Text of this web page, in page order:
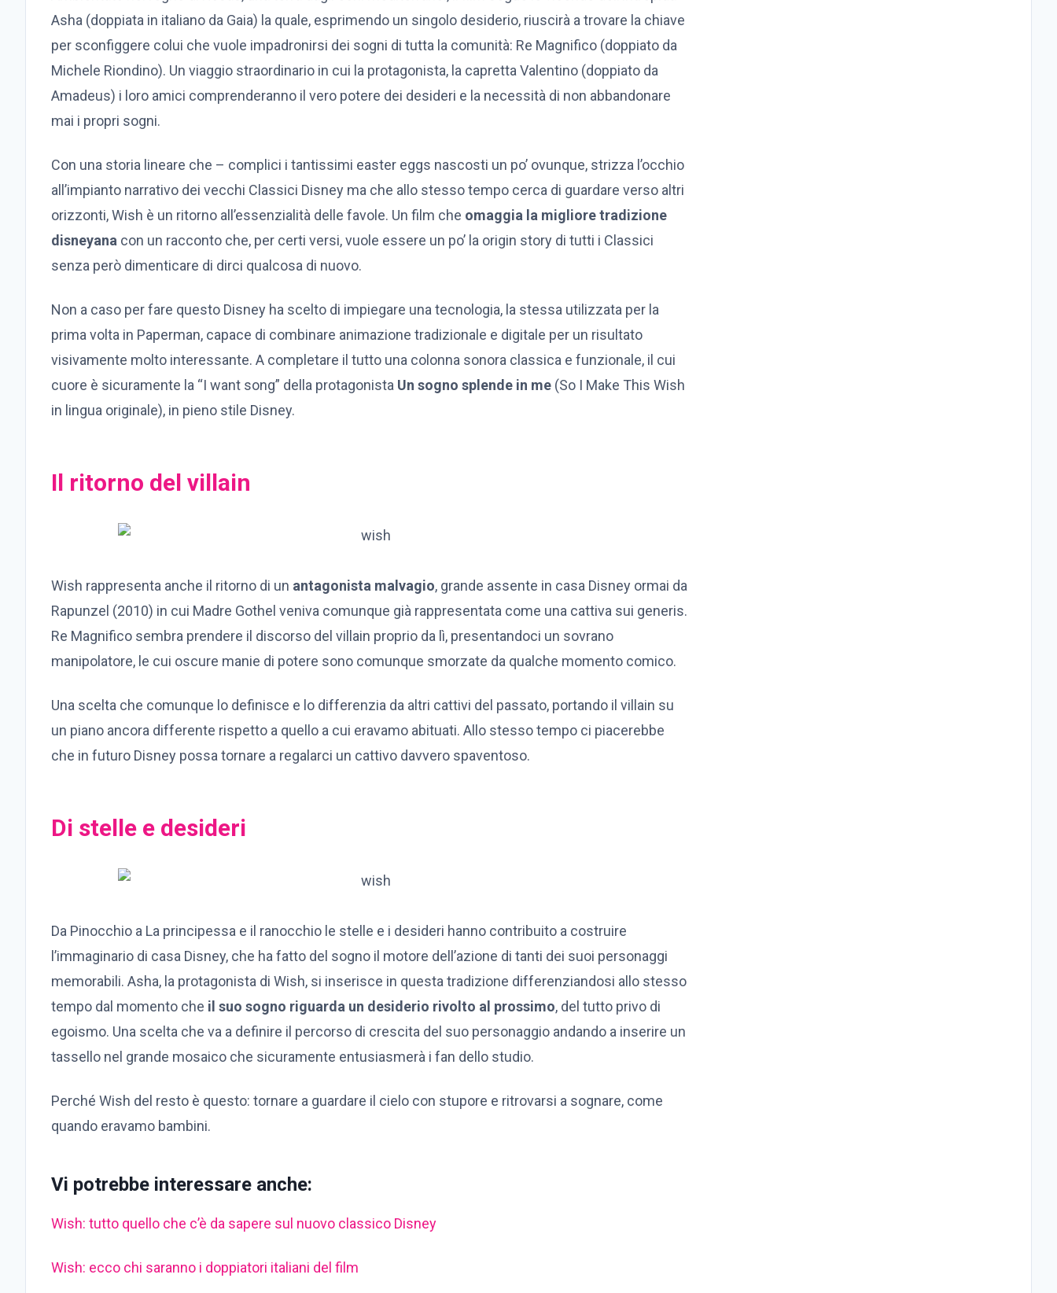
Asha (doppiata in italiano da Gaia) la quale, esprimendo un singolo desiderio, riuscirà a trovare la chiave
per sconfiggere colui che vuole impadronirsi dei sogni di tutta la comunità: Re Magnifico (doppiato da
Michele Riondino). Un viaggio straordinario in cui la protagonista, la capretta Valentino (doppiato da
Amadeus) i loro amici comprenderanno il vero potere dei desideri e la necessità di non abbandonare
mai i propri sogni.
Con una storia lineare che – complici i tantissimi easter eggs nascosti un po’ ovunque, strizza l’occhio
all’impianto narrativo dei vecchi Classici Disney ma che allo stesso tempo cerca di guardare verso altri
orizzonti, Wish è un ritorno all’essenzialità delle favole. Un film che omaggia la migliore tradizione
disneyana con un racconto che, per certi versi, vuole essere un po’ la origin story di tutti i Classici
senza però dimenticare di dirci qualcosa di nuovo.
Non a caso per fare questo Disney ha scelto di impiegare una tecnologia, la stessa utilizzata per la
prima volta in Paperman, capace di combinare animazione tradizionale e digitale per un risultato
visivamente molto interessante. A completare il tutto una colonna sonora classica e funzionale, il cui
cuore è sicuramente la “I want song” della protagonista Un sogno splende in me (So I Make This Wish
in lingua originale), in pieno stile Disney.
Il ritorno del villain
Wish rappresenta anche il ritorno di un antagonista malvagio, grande assente in casa Disney ormai da
Rapunzel (2010) in cui Madre Gothel veniva comunque già rappresentata come una cattiva sui generis.
Re Magnifico sembra prendere il discorso del villain proprio da lì, presentandoci un sovrano
manipolatore, le cui oscure manie di potere sono comunque smorzate da qualche momento comico.
Una scelta che comunque lo definisce e lo differenzia da altri cattivi del passato, portando il villain su
un piano ancora differente rispetto a quello a cui eravamo abituati. Allo stesso tempo ci piacerebbe
che in futuro Disney possa tornare a regalarci un cattivo davvero spaventoso.
Di stelle e desideri
Da Pinocchio a La principessa e il ranocchio le stelle e i desideri hanno contribuito a costruire
l’immaginario di casa Disney, che ha fatto del sogno il motore dell’azione di tanti dei suoi personaggi
memorabili. Asha, la protagonista di Wish, si inserisce in questa tradizione differenziandosi allo stesso
tempo dal momento che il suo sogno riguarda un desiderio rivolto al prossimo, del tutto privo di
egoismo. Una scelta che va a definire il percorso di crescita del suo personaggio andando a inserire un
tassello nel grande mosaico che sicuramente entusiasmerà i fan dello studio.
Perché Wish del resto è questo: tornare a guardare il cielo con stupore e ritrovarsi a sognare, come
quando eravamo bambini.
Vi potrebbe interessare anche:
Wish: tutto quello che c’è da sapere sul nuovo classico Disney
Wish: ecco chi saranno i doppiatori italiani del film